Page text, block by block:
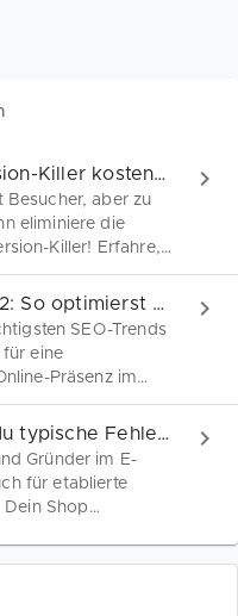
Diese 7 Conversion-Killer kosten dich Kunden
Besucher, aber zu
eliminiere die
Killer! Erfahre,
Usability, klaren
Content deine
– und mehr
SEO-Trends 2022: So optimierst du deine Website
SEO-Trends
eine
Präsenz im
der Schlüssel,
als relevanter
wahrgenommen
beim
So vermeidest du typische Fehler im Online-Shop
Gründer im E-
für etablierte
Shop